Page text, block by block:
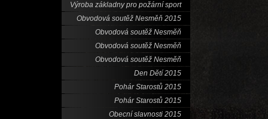
Výroba základny pro požární sport
Obvodová soutěž Nesměň 2015
Obvodová soutěž Nesměň
Obvodová soutěž Nesměň
Obvodová soutěž Nesměň
Den Dětí 2015
Pohár Starostů 2015
Pohár Starostů 2015
Obecní slavnosti 2015